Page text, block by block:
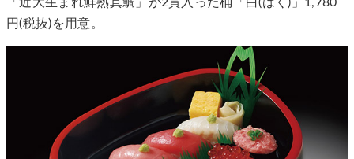
円(税抜)を用意。